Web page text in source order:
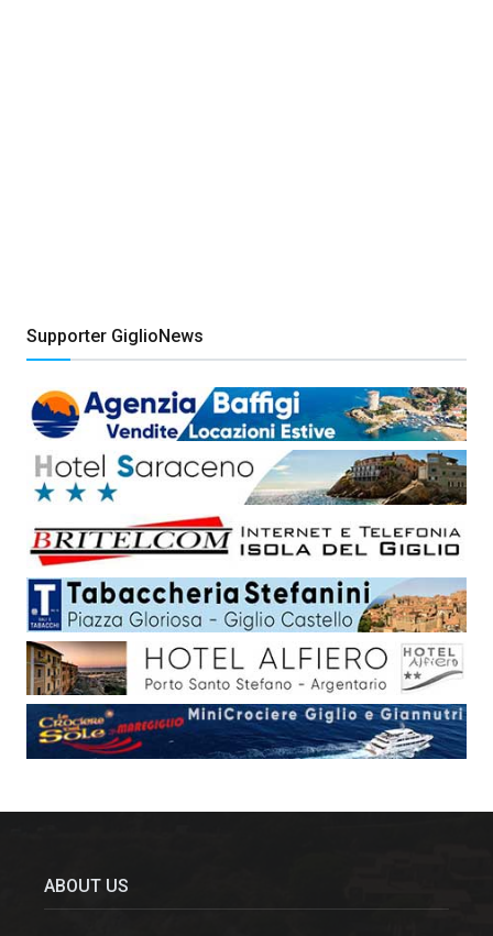
Supporter GiglioNews
ABOUT US